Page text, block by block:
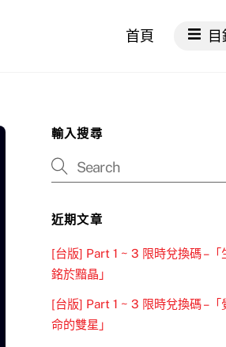
首頁 目
輸入搜尋
近期文章
[台版] Part 1 ~ 3 限時兌換碼 –「
銘於黯晶」
[台版] Part 1 ~ 3 限時兌換碼 –「
命的雙星」